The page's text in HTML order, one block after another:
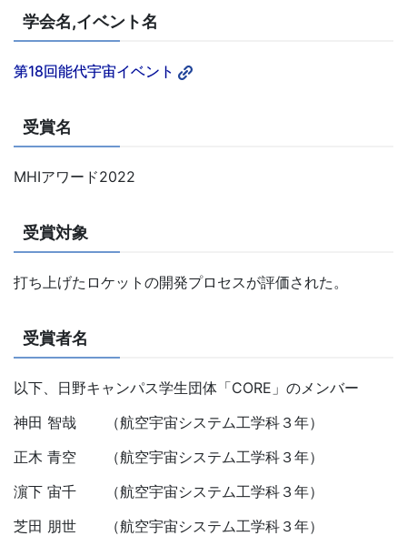
学会名,イベント名
第18回能代宇宙イベント
受賞名
MHIアワード2022
受賞対象
打ち上げたロケットの開発プロセスが評価された。
受賞者名
以下、日野キャンパス学生団体「CORE」のメンバー
神田 智哉 （航空宇宙システム工学科３年）
正木 青空 （航空宇宙システム工学科３年）
濵下 宙千 （航空宇宙システム工学科３年）
芝田 朋世 （航空宇宙システム工学科３年）